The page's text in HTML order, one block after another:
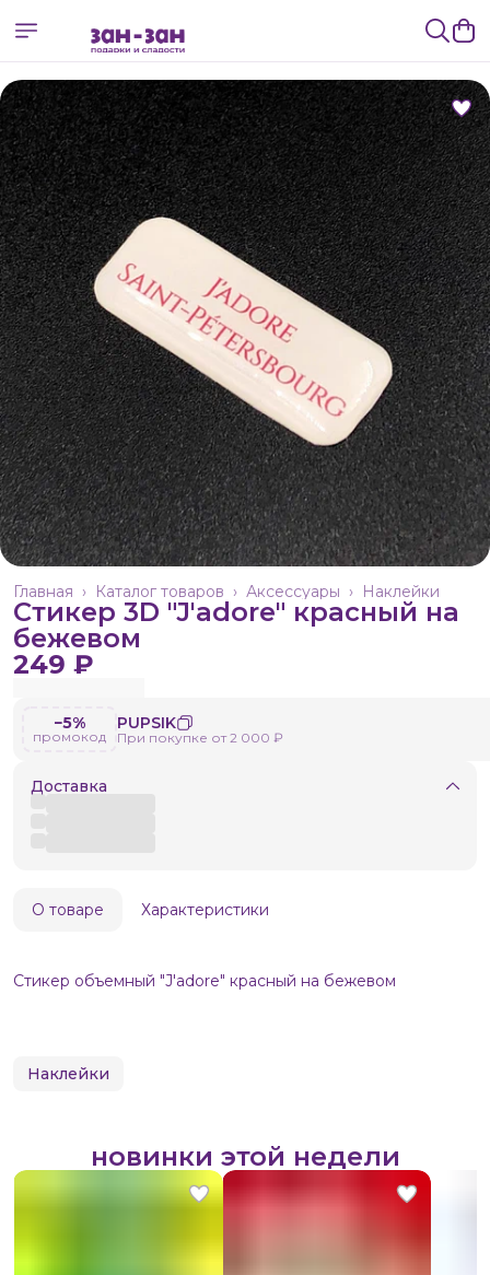
Наклейки
Аксессуары ›
Каталог товаров ›
Главная ›
Стикер 3D "J'adore" красный на
бежевом
249 ₽
−5%
промокод
PUPSIK
При покупке от 2 000 ₽
Доставка
О товаре Характеристики
Стикер объемный "J'adore" красный на бежевом
Наклейки
новинки этой недели